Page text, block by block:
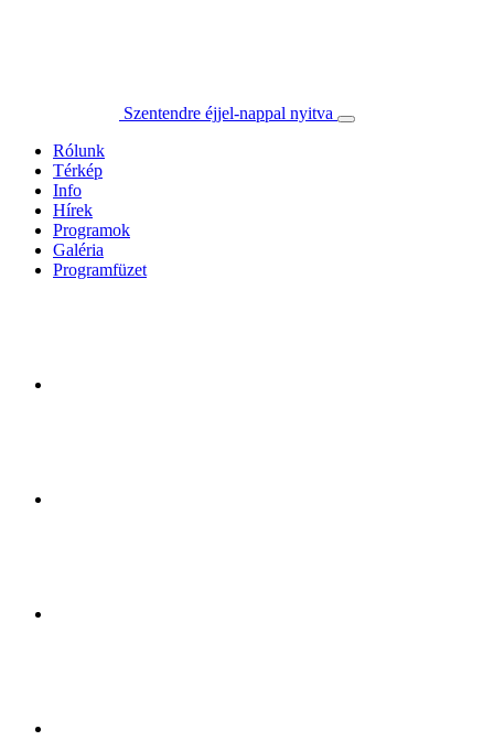
Szentendre éjjel-nappal nyitva
Rólunk
Térkép
Info
Hírek
Programok
Galéria
Programfüzet